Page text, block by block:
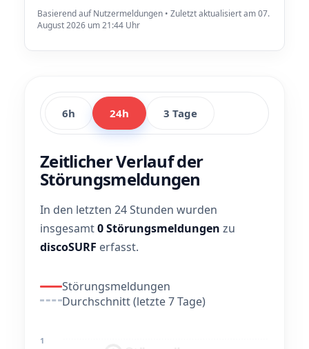
Basierend auf Nutzermeldungen • Zuletzt aktualisiert am 07.
August 2026 um 21:44 Uhr
6h 24h 3 Tage
Zeitlicher Verlauf der
Störungsmeldungen
In den letzten 24 Stunden wurden
insgesamt0 Störungsmeldungen zu
discoSURF erfasst.
Störungsmeldungen
Durchschnitt (letzte 7 Tage)
1